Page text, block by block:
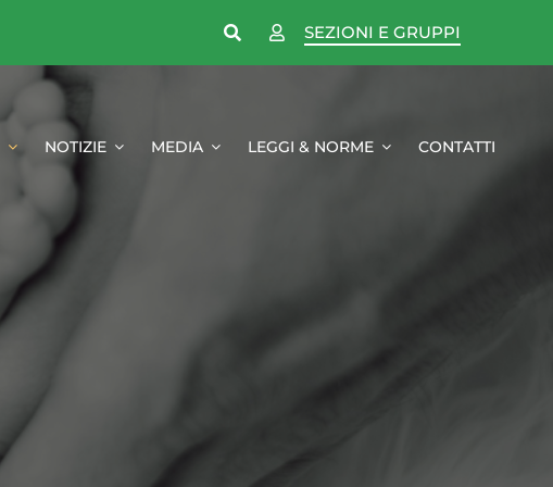
SEZIONI E GRUPPI
NOTIZIE MEDIA LEGGI & NORME CONTATTI